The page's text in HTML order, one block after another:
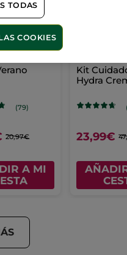
(79)
20,97€
A MI
Kit
Hydra
23,99€
TODAS
COOKIES